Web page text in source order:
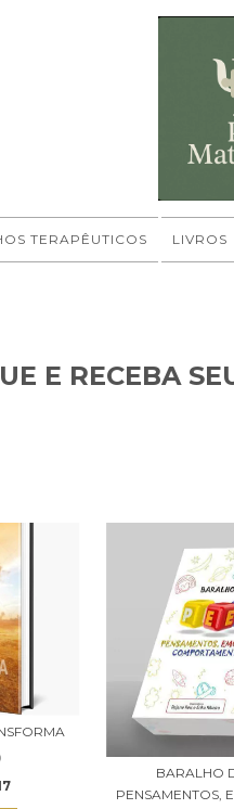
TERAPÊUTICOS LIVROS
E RECEBA
BARALHO
PENSAMENTOS,